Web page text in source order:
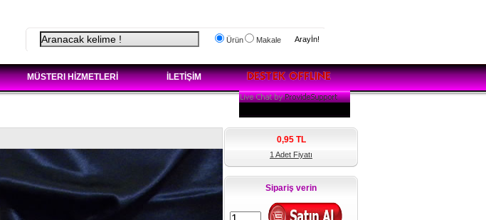
Ürün Makale Arayİn!
MÜSTERI HİZMETLERİ İLETİŞİM
0,95TL
1 Adet Fiyatı
Sipariş verin